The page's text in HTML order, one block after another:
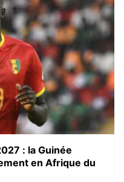
: la Guinée
en Afrique du